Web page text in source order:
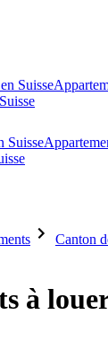
Suisse
Suisse
Canton
à